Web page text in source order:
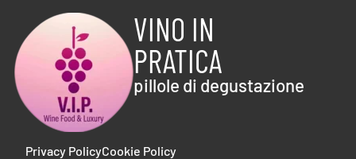
VINO IN
PRATICA
pillole di degustazione
Privacy PolicyCookie Policy